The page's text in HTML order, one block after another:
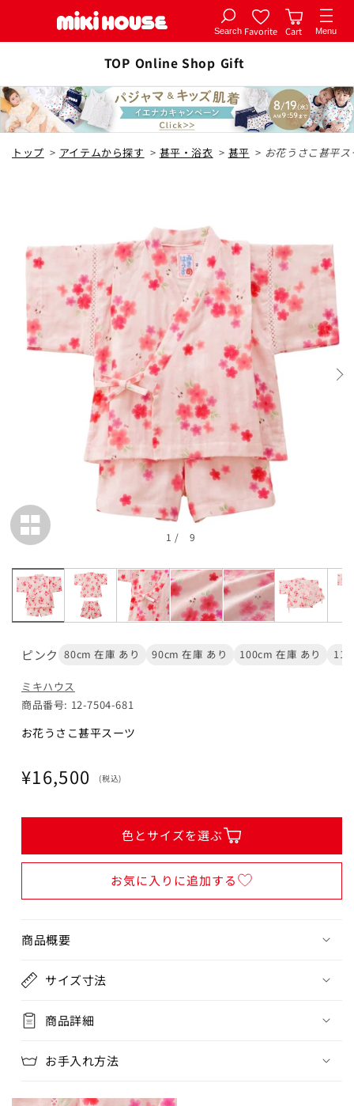
コンテ
Search Favorite Cart Menu
TOP Online Shop Gift
トップ > アイテムから探す > 甚平・浴衣 > 甚平 > お花うさこ甚平ス
1 / 9
ピンク 80cm 在庫 あり 90cm 在庫 あり 100cm 在庫 あり
ミキハウス
商品番号: 12-7504-681
お花うさこ甚平スーツ
通
¥16,500 (税込)
色とサイズを選ぶ
お気に入りに追加する
カートに追加
全1色
ピンク
90cm
¥16,500
在庫 あり
カートに追加
100cm
¥16,500
在庫 あり
カートに追加
在庫 あり
カートに追加
閉じる
商品概要
サイズ寸法
商品詳細
お手入れ方法